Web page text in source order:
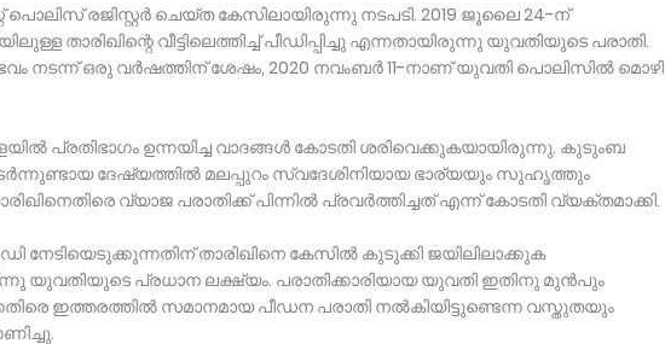
രജിസ്റ്റർ ചെയ്ത കേസിലായിരുന്നു നടപടി. 2019 ജൂലൈ 24-ന്
താരിഖിന്റെ വീട്ടിലെത്തിച്ച്‌ പീഡിപ്പിച്ചു എന്നതായിരുന്നു യുവതിയുടെ പരാതി.
നടന്ന് ഒരു വർഷത്തിന് ശേഷം, 2020 നവംബർ 11-നാണ് യുവതി പൊലിസില്‍ മൊഴി
പ്രതിഭാഗം ഉന്നയിച്ച വാദങ്ങള്‍ കോടതി ശരിവെക്കുകയായിരുന്നു. കുടുംബ
ദേഷ്യത്തില്‍ മലപ്പുറം സ്വദേശിനിയായ ഭാര്യയും സുഹൃത്തും
വ്യാജ പരാതിക്ക് പിന്നില്‍ പ്രവർത്തിച്ചത് എന്ന് കോടതി വ്യക്തമാക്കി.
നേടിയെടുക്കുന്നതിന് താരിഖിനെ കേസില്‍ കുടുക്കി ജയിലിലാക്കുക
യുവതിയുടെ പ്രധാന ലക്ഷ്യം. പരാതിക്കാരിയായ യുവതി ഇതിനു മുൻപും
ഇത്തരത്തില്‍ സമാനമായ പീഡന പരാതി നല്‍കിയിട്ടുണ്ടെന്ന വസ്തുതയും